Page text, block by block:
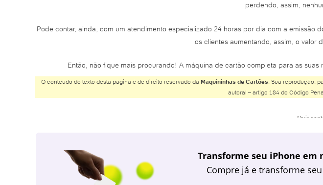
perdendo, assim,
Pode contar, ainda, com um atendimento especializado 24 horas por dia com a
os clientes aumentando, assim, o valor
Então, não fique mais procurando! A máquina de cartão completa para as
O conteúdo do texto desta página é de direito reservado da Maquininhas de Cartões . Sua reprodução,
autoral – artigo 184 do Código
Abrir
Abrir
Abrir
Transforme seu iPhone
Compre já e transforme